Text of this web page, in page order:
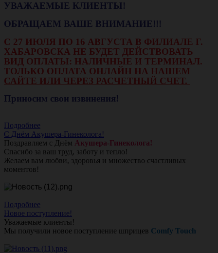
УВАЖАЕМЫЕ КЛИЕНТЫ!
ОБРАЩАЕМ ВАШЕ ВНИМАНИЕ!!!
С 27 ИЮЛЯ ПО 16 АВГУСТА В ФИЛИАЛЕ Г.
ХАБАРОВСКА НЕ БУДЕТ ДЕЙСТВОВАТЬ
ВИД ОПЛАТЫ: НАЛИЧНЫЕ И ТЕРМИНАЛ.
ТОЛЬКО ОПЛАТА ОНЛАЙН НА НАШЕМ
САЙТЕ ИЛИ ЧЕРЕЗ РАСЧЕТНЫЙ СЧЕТ.
Приносим свои извинения!
Подробнее
С Днём Акушера-Гинеколога!
Поздравляем с Днём Акушера-Гинеколога!
Спасибо за ваш труд, заботу и тепло!
Желаем вам любви, здоровья и множество счастливых
моментов!
Подробнее
Новое поступление!
Уважаемые клиенты!
Мы получили новое поступление шприцев Comfy Touch